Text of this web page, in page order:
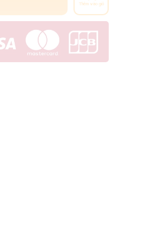
Thêm vào giỏ